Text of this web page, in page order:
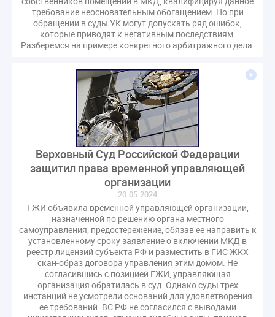
требование неосновательным обогащением. Но при
обращении в суды УК могут допускать ряд ошибок,
которые приводят к негативным последствиям.
Разберемся на примере конкретного арбитражного дела.
Верховный Суд Российской Федерации
защитил права временной управляющей
организации
20.05.2024
ГЖИ объявила временной управляющей организации,
назначенной по решению органа местного
самоуправления, предостережение, обязав ее направить к
установленному сроку заявление о включении МКД в
реестр лицензий субъекта РФ и разместить в ГИС ЖКХ
скан-образ договора управления этим домом. Не
согласившись с позицией ГЖИ, управляющая
организация обратилась в суд. Однако суды трех
инстанций не усмотрели оснований для удовлетворения
ее требований. ВС РФ не согласился с выводами